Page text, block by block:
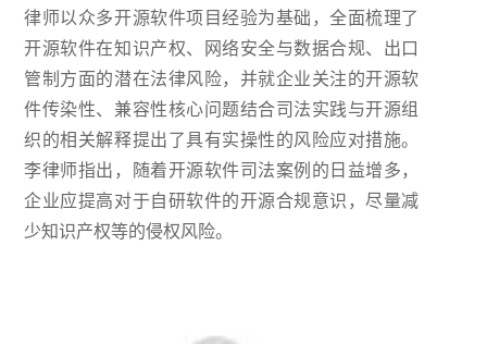
律师以众多开源软件项目经验为基础，全面梳理了
开源软件在知识产权、网络安全与数据合规、出口
管制方面的潜在法律风险，并就企业关注的开源软
件传染性、兼容性核心问题结合司法实践与开源组
织的相关解释提出了具有实操性的风险应对措施。
李律师指出，随着开源软件司法案例的日益增多，
企业应提高对于自研软件的开源合规意识，尽量减
少知识产权等的侵权风险。